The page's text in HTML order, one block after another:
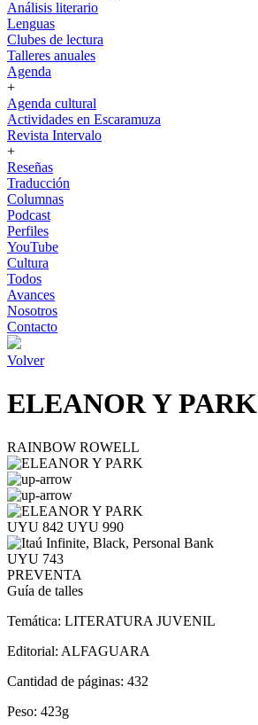
Análisis literario
Lenguas
Clubes de lectura
Talleres anuales
Agenda
+
Agenda cultural
Actividades en Escaramuza
Revista Intervalo
+
Reseñas
Traducción
Columnas
Podcast
Perfiles
YouTube
Cultura
Todos
Avances
Nosotros
Contacto
Volver
ELEANOR Y PARK
RAINBOW ROWELL
UYU 842 UYU 990
UYU 743
PREVENTA
Guía de talles
Temática: LITERATURA JUVENIL
Editorial: ALFAGUARA
Cantidad de páginas: 432
Peso: 423g